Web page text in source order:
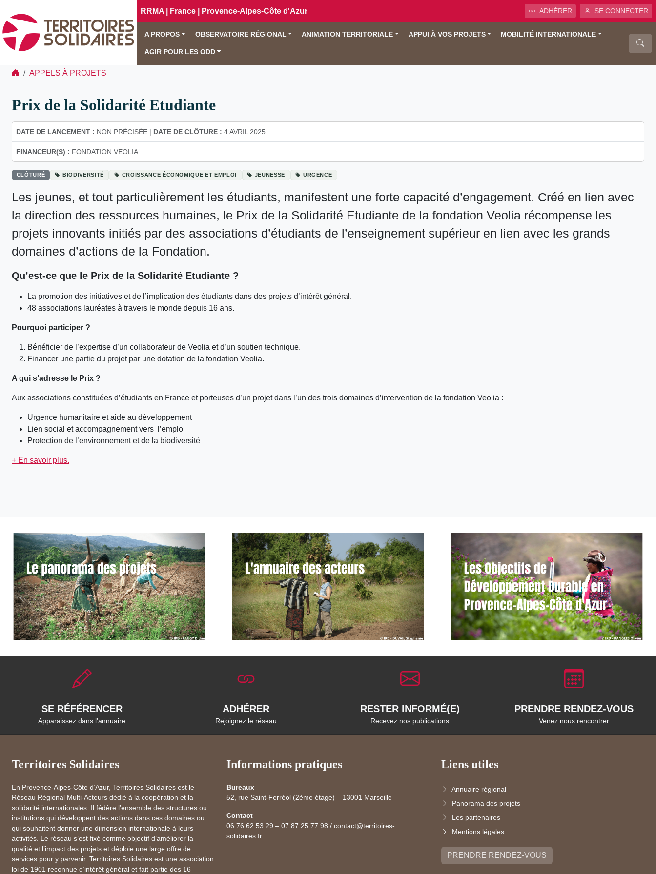
RRMA | France | Provence-Alpes-Côte d'Azur ADHÉRER SE CONNECTER
A PROPOS OBSERVATOIRE RÉGIONAL ANIMATION TERRITORIALE APPUI À VOS PROJETS MOBILITÉ INTERNATIONALE
AGIR POUR LES ODD
APPELS À PROJETS
Prix de la Solidarité Etudiante
DATE DE LANCEMENT : NON PRÉCISÉE | DATE DE CLÔTURE : 4 AVRIL 2025
FINANCEUR(S) : FONDATION VEOLIA
CLÔTURÉ BIODIVERSITÉ CROISSANCE ÉCONOMIQUE ET EMPLOI JEUNESSE URGENCE
Les jeunes, et tout particulièrement les étudiants, manifestent une forte capacité d’engagement. Créé en lien avec
la direction des ressources humaines, le Prix de la Solidarité Etudiante de la fondation Veolia récompense les
projets innovants initiés par des associations d’étudiants de l’enseignement supérieur en lien avec les grands
domaines d’actions de la Fondation.
Qu’est-ce que le Prix de la Solidarité Etudiante ?
La promotion des initiatives et de l’implication des étudiants dans des projets d’intérêt général.
48 associations lauréates à travers le monde depuis 16 ans.
Pourquoi participer ?
Bénéficier de l’expertise d’un collaborateur de Veolia et d’un soutien technique.
Financer une partie du projet par une dotation de la fondation Veolia.
A qui s’adresse le Prix ?
Aux associations constituées d’étudiants en France et porteuses d’un projet dans l’un des trois domaines d’intervention de la fondation Veolia :
Urgence humanitaire et aide au développement
Lien social et accompagnement vers l’emploi
Protection de l’environnement et de la biodiversité
+ En savoir plus.
SE RÉFÉRENCER
Apparaissez dans l'annuaire
ADHÉRER
Rejoignez le réseau
RESTER INFORMÉ(E)
Recevez nos publications
PRENDRE RENDEZ-VOUS
Venez nous rencontrer
Territoires Solidaires
En Provence-Alpes-Côte d’Azur, Territoires Solidaires est le
Réseau Régional Multi-Acteurs dédié à la coopération et la
solidarité internationales. Il fédère l’ensemble des structures ou
institutions qui développent des actions dans ces domaines ou
qui souhaitent donner une dimension internationale à leurs
activités. Le réseau s’est fixé comme objectif d’améliorer la
qualité et l’impact des projets et déploie une large offre de
services pour y parvenir. Territoires Solidaires est une association
loi de 1901 reconnue d’intérêt général et fait partie des 16
Informations pratiques
Bureaux
52, rue Saint-Ferréol (2ème étage) – 13001 Marseille
Contact
06 76 62 53 29 – 07 87 25 77 98 / contact@territoires-
solidaires.fr
Liens utiles
Annuaire régional
Panorama des projets
Les partenaires
Mentions légales
PRENDRE RENDEZ-VOUS